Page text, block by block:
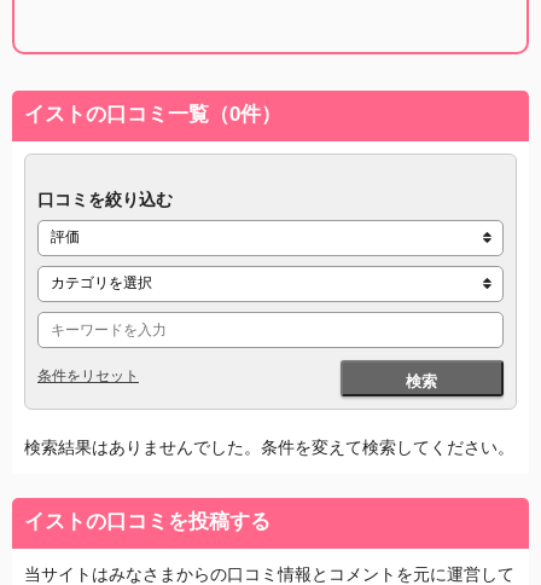
イストの口コミ一覧（0件）
口コミを絞り込む
検索
条件をリセット
検索結果はありませんでした。条件を変えて検索してください。
イストの口コミを投稿する
当サイトはみなさまからの口コミ情報とコメントを元に運営して